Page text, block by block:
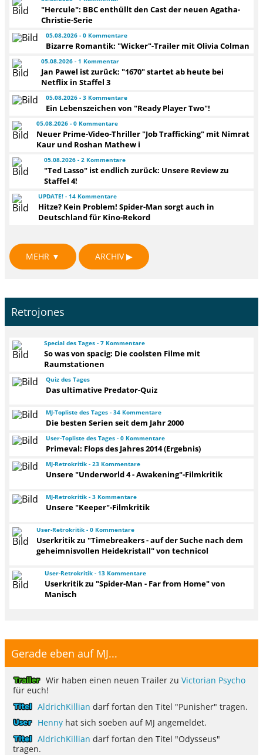
"Hercule": BBC enthüllt den Cast der neuen Agatha-
Christie-Serie
05.08.2026 - 0 Kommentare
Bizarre Romantik: "Wicker"-Trailer mit Olivia Colman
05.08.2026 - 1 Kommentar
Jan Pawel ist zurück: "1670" startet ab heute bei
Netflix in Staffel 3
05.08.2026 - 3 Kommentare
Ein Lebenszeichen von "Ready Player Two"!
05.08.2026 - 0 Kommentare
Neuer Prime-Video-Thriller "Job Trafficking" mit Nimrat
Kaur und Roshan Mathew i
05.08.2026 - 2 Kommentare
"Ted Lasso" ist endlich zurück: Unsere Review zu
Staffel 4!
UPDATE! - 14 Kommentare
Hitze? Kein Problem! Spider-Man sorgt auch in
Deutschland für Kino-Rekord
MEHR ▼ ARCHIV ▶
Retrojones
Special des Tages - 7 Kommentare
So was von spacig: Die coolsten Filme mit
Raumstationen
Quiz des Tages
Das ultimative Predator-Quiz
MJ-Topliste des Tages - 34 Kommentare
Die besten Serien seit dem Jahr 2000
User-Topliste des Tages - 0 Kommentare
Primeval: Flops des Jahres 2014 (Ergebnis)
MJ-Retrokritik - 23 Kommentare
Unsere "Underworld 4 - Awakening"-Filmkritik
MJ-Retrokritik - 3 Kommentare
Unsere "Keeper"-Filmkritik
User-Retrokritik - 0 Kommentare
Userkritik zu "Timebreakers - auf der Suche nach dem
geheimnisvollen Heidekristall" von technicol
User-Retrokritik - 13 Kommentare
Userkritik zu "Spider-Man - Far from Home" von
Manisch
Gerade eben auf MJ...
Wir haben einen neuen Trailer zuVictorian Psycho
für euch!
AldrichKillian darf fortan den Titel "Punisher" tragen.
Henny hat sich soeben auf MJ angemeldet.
AldrichKillian darf fortan den Titel "Odysseus"
tragen.